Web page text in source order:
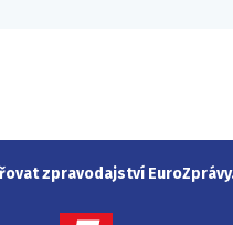
zpravodajství